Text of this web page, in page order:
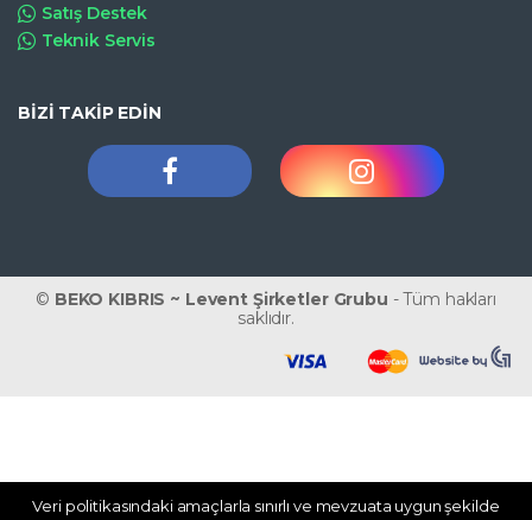
Satış Destek
Teknik Servis
BİZİ TAKİP EDİN
© BEKO KIBRIS ~ Levent Şirketler Grubu - Tüm hakları
saklıdır.
Veri politikasındaki amaçlarla sınırlı ve mevzuata uygun şekilde